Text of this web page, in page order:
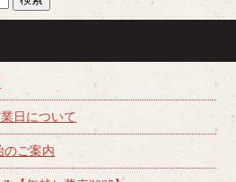
日について
のご案内